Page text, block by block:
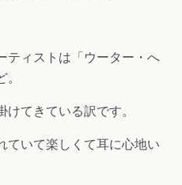
ティストは「ウーター・へ
てきている訳です。
ていて楽しくて耳に心地い